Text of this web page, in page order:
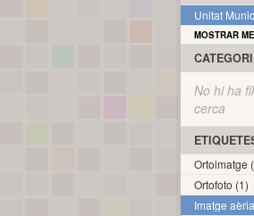
Unitat
MOSTRAR
No hi ha
cerca
Ortoimatge
Ortofoto (1)
Imatge